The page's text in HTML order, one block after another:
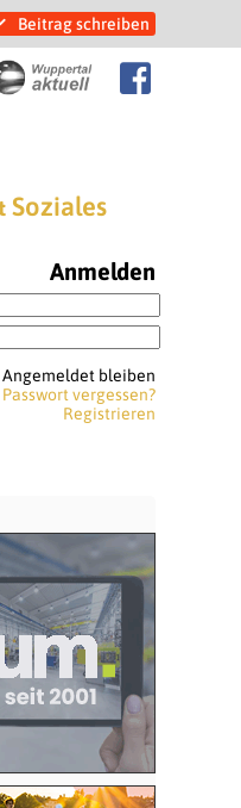
Beitrag schreiben
Soziales
Anmelden
Angemeldet bleiben
Passwort vergessen?
Registrieren